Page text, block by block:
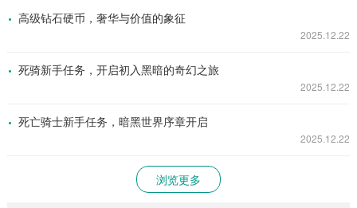
高级钻石硬币，奢华与价值的象征
2025.12.22
死骑新手任务，开启初入黑暗的奇幻之旅
2025.12.22
死亡骑士新手任务，暗黑世界序章开启
2025.12.22
浏览更多